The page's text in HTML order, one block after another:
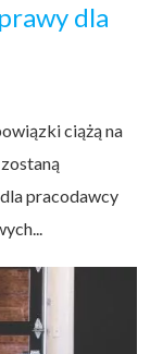
dla
ciążą na
pracodawcy